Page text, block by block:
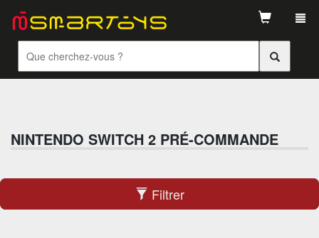
NINTENDO SWITCH 2 PRÉ-COMMANDE
Filtrer